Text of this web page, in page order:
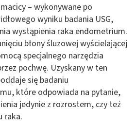
– wykonywane po
wyniku badania USG,
wystąpienia raka endometrium.
błony śluzowej wyścielającej
specjalnego narzędzia
pochwę. Uzyskany w ten
się badaniu
które odpowiada na pytanie,
jedynie z rozrostem, czy też
raka.